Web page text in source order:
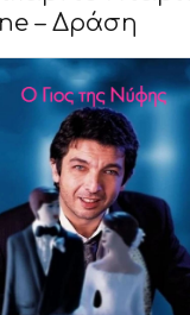
– Δράση